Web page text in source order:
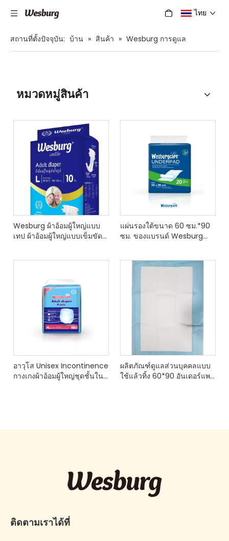
ไทย
สถานที่ตั้งปัจจุบัน: บ้าน » สินค้า » Wesburg การดูแล
หมวดหมู่สินค้า
Wesburg ผ้าอ้อมผู้ใหญ่แบบ
เทป ผ้าอ้อมผู้ใหญ่แบบเข็มขัด
ปลอดภัยตลอดทั้งวัน
แผ่นรองใต้ขนาด 60 ซม.*90
ซม. ของแบรนด์ Wesburg
อาวุโส Unisex Incontinence
กางเกงผ้าอ้อมผู้ใหญ่ชุดชั้นใน
ผลิตภัณฑ์ดูแลส่วนบุคคลแบบ
ใช้แล้วทิ้ง 60*90 อันเดอร์แพด
ติดตามเราได้ที่